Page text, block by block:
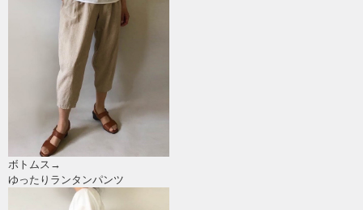
ボトムス→
ゆったりランタンパンツ